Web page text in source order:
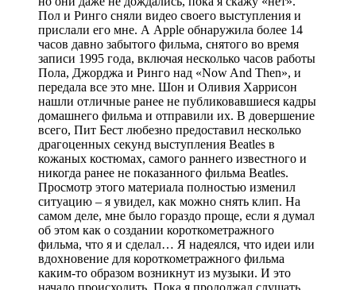
Пол и Ринго сняли видео своего выступления и
прислали его мне. А Apple обнаружила более 14
часов давно забытого фильма, снятого во время
записи 1995 года, включая несколько часов работы
Пола, Джорджа и Ринго над «Now And Then», и
передала все это мне. Шон и Оливия Харрисон
нашли отличные ранее не публиковавшиеся кадры
домашнего фильма и отправили их. В довершение
всего, Пит Бест любезно предоставил несколько
драгоценных секунд выступления Beatles в
кожаных костюмах, самого раннего известного и
никогда ранее не показанного фильма Beatles.
Просмотр этого материала полностью изменил
ситуацию – я увидел, как можно снять клип. На
самом деле, мне было гораздо проще, если я думал
об этом как о создании короткометражного
фильма, что я и сделал… Я надеялся, что идеи или
вдохновение для короткометражного фильма
каким-то образом возникнут из музыки. И это
начало происходить. Пока я продолжал слушать,